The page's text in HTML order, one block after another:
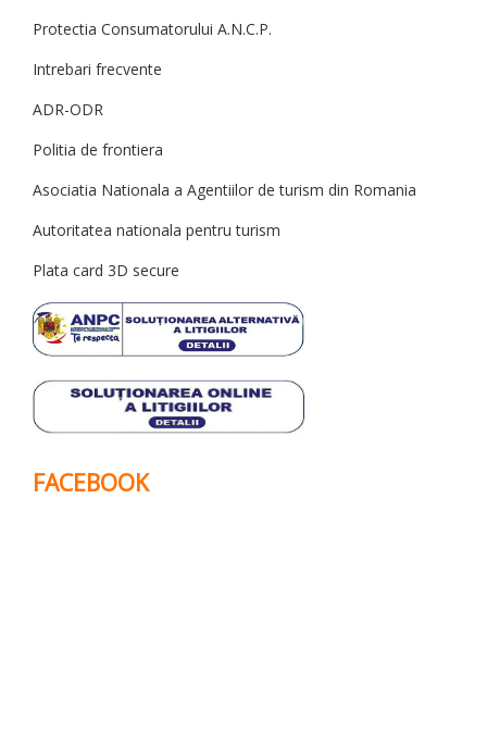
Protectia Consumatorului A.N.C.P.
Intrebari frecvente
ADR-ODR
Politia de frontiera
Asociatia Nationala a Agentiilor de turism din Romania
Autoritatea nationala pentru turism
Plata card 3D secure
FACEBOOK